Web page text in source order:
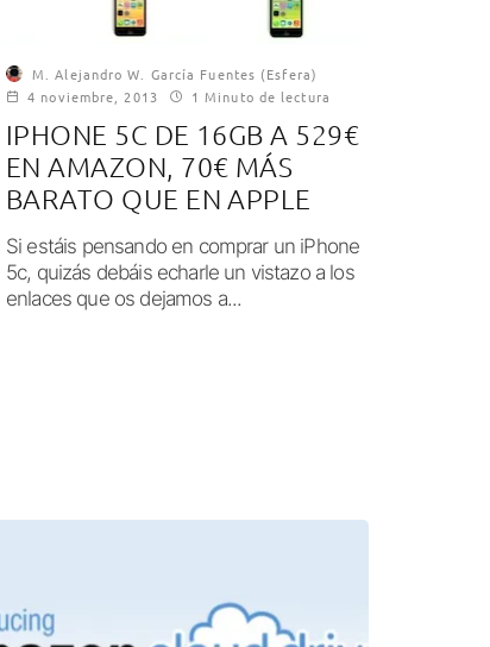
M. Alejandro W. García Fuentes (Esfera)
4 noviembre, 2013
1 Minuto de lectura
IPHONE 5C DE 16GB A 529€
EN AMAZON, 70€ MÁS
BARATO QUE EN APPLE
Si estáis pensando en comprar un iPhone
5c, quizás debáis echarle un vistazo a los
enlaces que os dejamos a...